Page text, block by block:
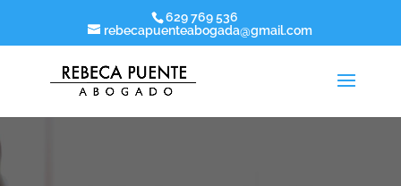
629 769 536
rebecapuenteabogada@gmail.com